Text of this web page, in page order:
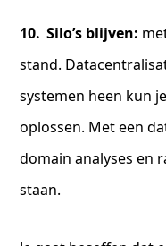
Silo’s blijven:
stand.
systemen heen kun
oplossen. Met een
domain analyses en
staan.